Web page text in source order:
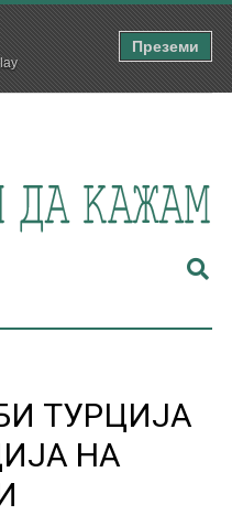
ТУРЦИЈА
НА
Преземи